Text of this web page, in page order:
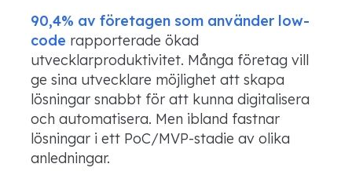
90,4% av företagen som använder low-
code rapporterade ökad
utvecklarproduktivitet. Många företag vill
ge sina utvecklare möjlighet att skapa
lösningar snabbt för att kunna digitalisera
och automatisera. Men ibland fastnar
lösningar i ett PoC/MVP-stadie av olika
anledningar.